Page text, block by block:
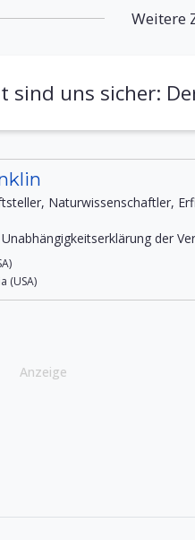
Weitere
sind uns sicher:
Naturwissenschaftler,
der
(USA)
Anzeige